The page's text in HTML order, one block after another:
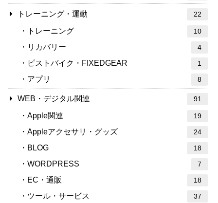
トレーニング・運動 22
トレーニング 10
リカバリー 4
ピストバイク・FIXEDGEAR 1
アプリ 8
WEB・デジタル関連 91
Apple関連 19
Appleアクセサリ・グッズ 24
BLOG 18
WORDPRESS 7
EC・通販 18
ツール・サービス 37